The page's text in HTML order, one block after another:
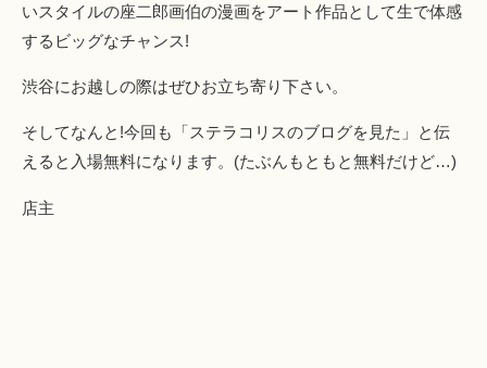
いスタイルの座二郎画伯の漫画をアート作品として生で体感
するビッグなチャンス!
渋谷にお越しの際はぜひお立ち寄り下さい。
そしてなんと!今回も「ステラコリスのブログを見た」と伝
えると入場無料になります。(たぶんもともと無料だけど…)
店主